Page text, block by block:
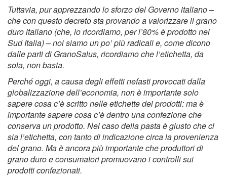
Tuttavia, pur apprezzando lo sforzo del Governo italiano –
che con questo decreto sta provando a valorizzare il grano
duro italiano (che, lo ricordiamo, per l’80% è prodotto nel
Sud Italia) – noi siamo un po’ più radicali e, come dicono
dalle parti di GranoSalus, ricordiamo che l’etichetta, da
sola, non basta.
Perché oggi, a causa degli effetti nefasti provocati dalla
globalizzazione dell’economia, non è importante solo
sapere cosa c’è scritto nelle etichette dei prodotti: ma è
importante sapere cosa c’è dentro una confezione che
conserva un prodotto. Nel caso della pasta è giusto che ci
sia l’etichetta, con tanto di indicazione circa la provenienza
del grano. Ma è ancora più importante che produttori di
grano duro e consumatori promuovano i controlli sui
prodotti confezionati.